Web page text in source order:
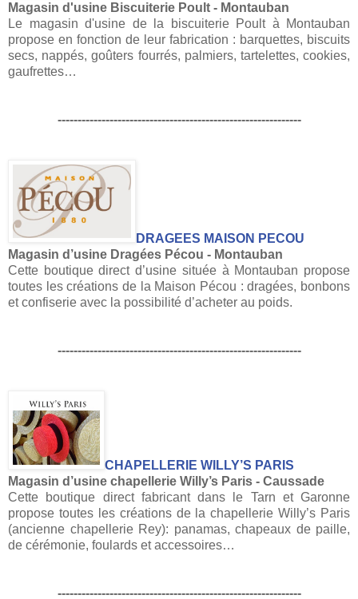
Magasin d'usine Biscuiterie Poult - Montauban
Le magasin d'usine de la biscuiterie Poult à Montauban
propose en fonction de leur fabrication : barquettes, biscuits
secs, nappés, goûters fourrés, palmiers, tartelettes, cookies,
gaufrettes…
-------------------------------------------------------------
DRAGEES MAISON PECOU
Magasin d’usine Dragées Pécou - Montauban
Cette boutique direct d’usine située à Montauban propose
toutes les créations de la Maison Pécou : dragées, bonbons
et confiserie avec la possibilité d’acheter au poids.
-------------------------------------------------------------
CHAPELLERIE WILLY’S PARIS
Magasin d’usine chapellerie Willy’s Paris - Caussade
Cette boutique direct fabricant dans le Tarn et Garonne
propose toutes les créations de la chapellerie Willy’s Paris
(ancienne chapellerie Rey): panamas, chapeaux de paille,
de cérémonie, foulards et accessoires…
-------------------------------------------------------------